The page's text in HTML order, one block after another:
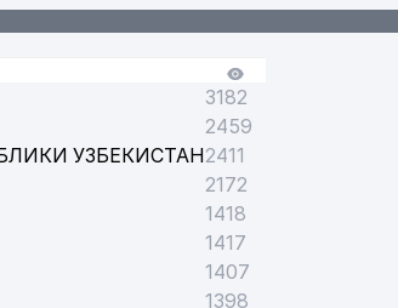
3182
2459
УЗБЕКИСТАН2411
2172
1418
1417
1407
1398